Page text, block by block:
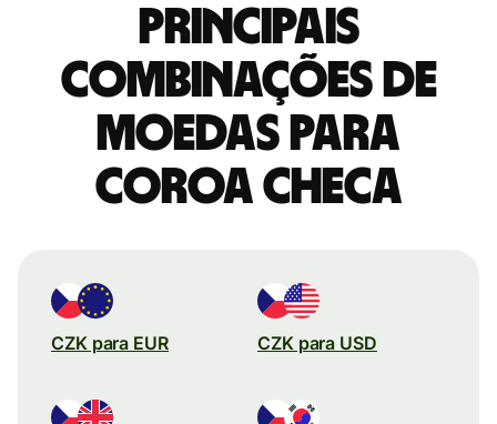
Principais
combinações de
moedas para
Coroa checa
CZK para EUR CZK para USD